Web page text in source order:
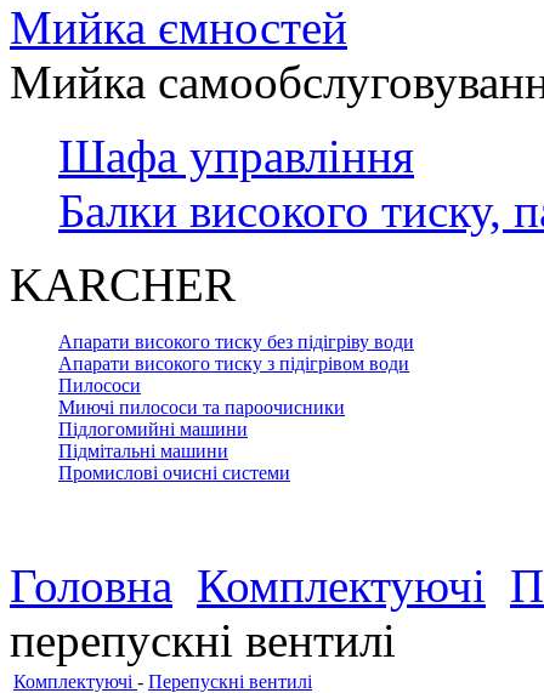
Мийка ємностей
Мийка
Шафа управління
Балки високого тиску,
KARCHER
Апарати високого тиску без підігріву води
Апарати високого тиску з підігрівом води
Пилососи
Миючі пилососи та пароочисники
Підлогомийні машини
Підмітальні машини
Промислові очисні системи
Головна Комплектуючі
перепускні вентилі
Комплектуючі - Перепускні вентилі